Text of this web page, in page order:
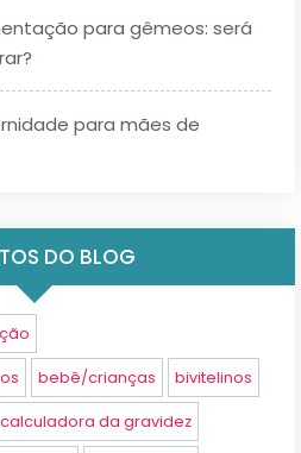
para gêmeos: será
para mães de
DO BLOG
bebê/crianças bivitelinos
calculadora da gravidez